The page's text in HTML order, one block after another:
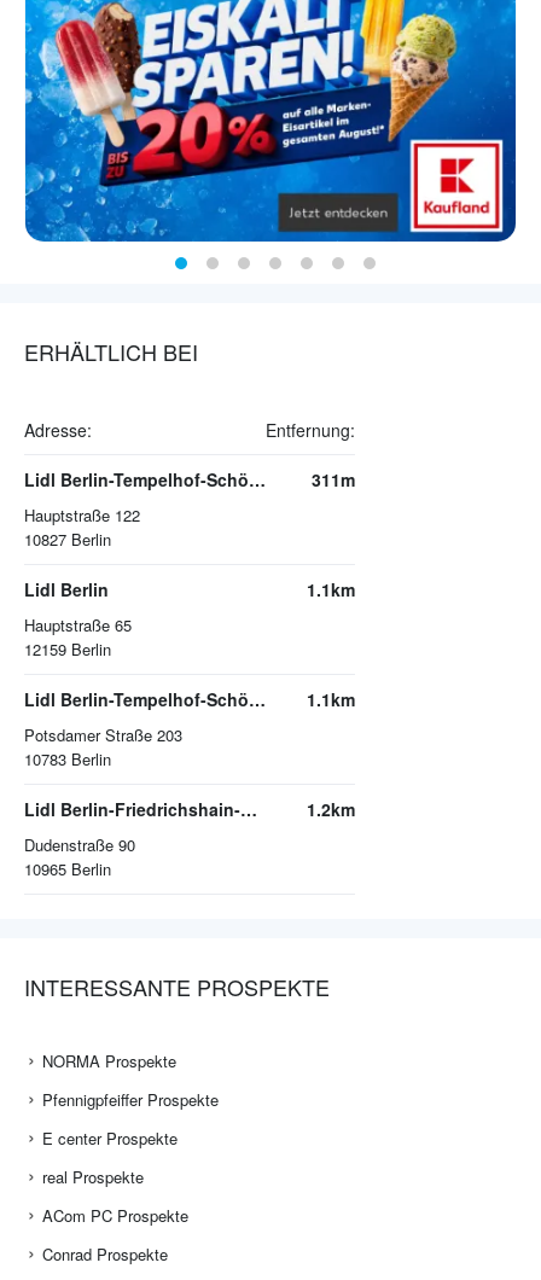
ERHÄLTLICH BEI
Adresse: Entfernung:
Lidl Berlin-Tempelhof-Schöneberg Schöneberg
Hauptstraße 122
10827 Berlin
311m
Lidl Berlin
Hauptstraße 65
12159 Berlin
1.1km
Lidl Berlin-Tempelhof-Schöneberg Schöneberg
Potsdamer Straße 203
10783 Berlin
1.1km
Lidl Berlin-Friedrichshain-Kreuzberg Kreuzberg
Dudenstraße 90
10965 Berlin
1.2km
INTERESSANTE PROSPEKTE
NORMA Prospekte
Pfennigpfeiffer Prospekte
E center Prospekte
real Prospekte
ACom PC Prospekte
Conrad Prospekte